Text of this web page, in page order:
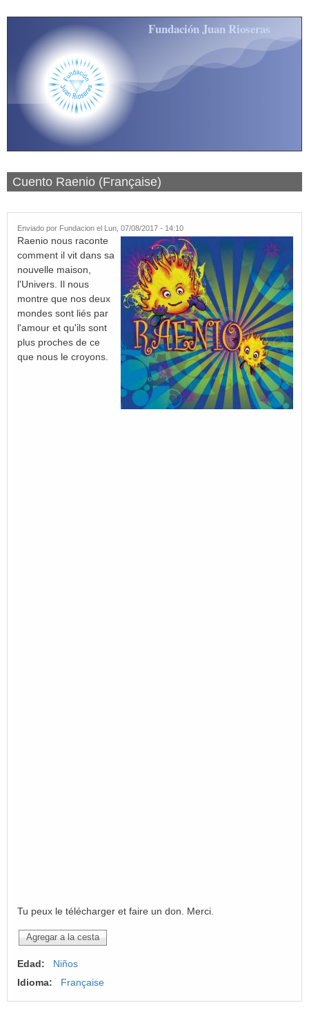
Pasar al contenido principal
Fundación Juan Rioseras
Cuento Raenio (Française)
Enviado por Fundacion el Lun, 07/08/2017 - 14:10
Raenio nous raconte
comment il vit dans sa
nouvelle maison,
l'Univers. Il nous
montre que nos deux
mondes sont liés par
l'amour et qu'ils sont
plus proches de ce
que nous le croyons.
Tu peux le télécharger et faire un don. Merci.
Edad:
Niños
Idioma:
Française